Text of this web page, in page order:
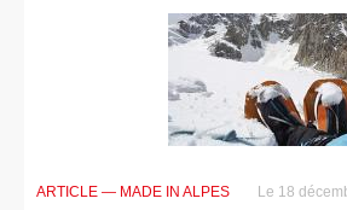
ARTICLE — MADE IN ALPES Le 18